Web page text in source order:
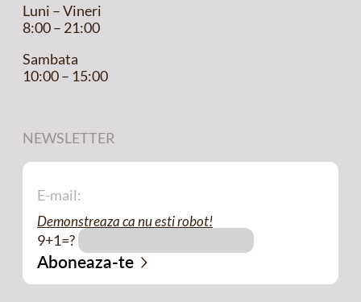
Luni – Vineri
8:00 – 21:00
Sambata
10:00 – 15:00
NEWSLETTER
Demonstreaza ca nu esti robot!
9+1=?